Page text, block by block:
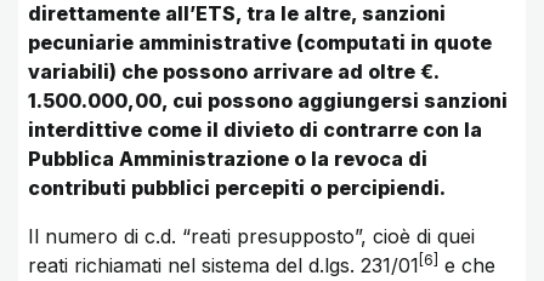
direttamente all’ETS, tra le altre, sanzioni
pecuniarie amministrative (computati in quote
variabili) che possono arrivare ad oltre €.
1.500.000,00, cui possono aggiungersi sanzioni
interdittive come il divieto di contrarre con la
Pubblica Amministrazione o la revoca di
contributi pubblici percepiti o percipiendi.
Il numero di c.d. “reati presupposto”, cioè di quei
reati richiamati nel sistema del d.lgs. 231/01 6
e che